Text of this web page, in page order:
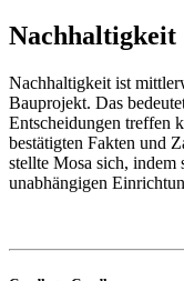
Nachhaltigkeit
Nachhaltigkeit ist
Bauprojekt. Das
Entscheidungen treffen
bestätigten Fakten und
stellte Mosa sich, indem
unabhängigen